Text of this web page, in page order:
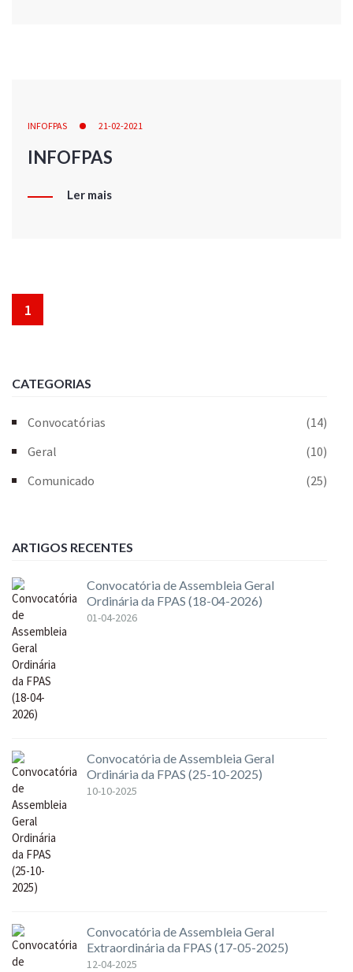
INFOFPAS 21-02-2021
INFOFPAS
Ler mais
1
CATEGORIAS
Convocatórias
(14)
Geral
(10)
Comunicado
(25)
ARTIGOS RECENTES
Convocatória de Assembleia Geral
Ordinária da FPAS (18-04-2026)
01-04-2026
Convocatória de Assembleia Geral
Ordinária da FPAS (25-10-2025)
10-10-2025
Convocatória de Assembleia Geral
Extraordinária da FPAS (17-05-2025)
12-04-2025